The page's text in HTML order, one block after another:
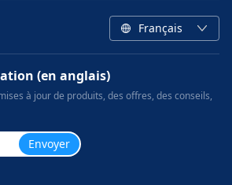
Français
(en anglais)
à jour de produits, des offres, des conseils,
Envoyer